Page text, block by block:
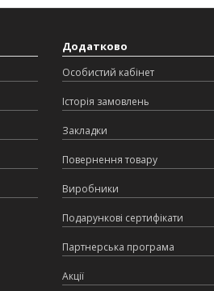
Додатково
Особистий кабінет
Історія замовлень
Закладки
Повернення товару
Виробники
Подарункові сертифікати
Партнерська програма
Акції